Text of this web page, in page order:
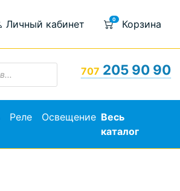
Личный кабинет 0 Корзина
707 205 90 90
Реле Освещение Весь
каталог